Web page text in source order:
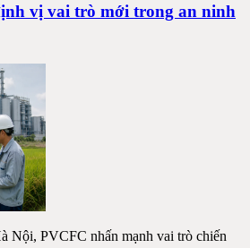
vị vai trò mới trong an ninh
Nội, PVCFC nhấn mạnh vai trò chiến